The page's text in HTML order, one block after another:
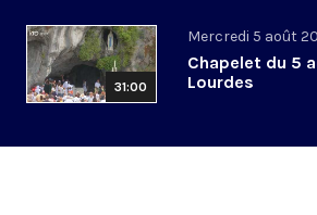
31:00
Mercredi 5 août
Chapelet du 5
Lourdes